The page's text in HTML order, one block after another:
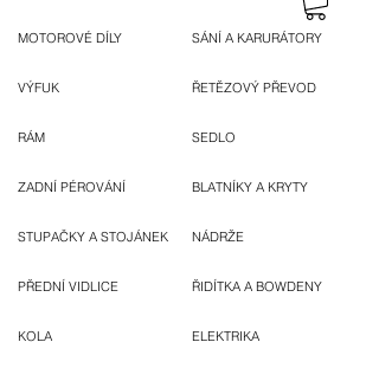
MOTOROVÉ DÍLY
VÝFUK
RÁM
ZADNÍ PÉROVÁNÍ
STUPAČKY A STOJÁNEK
PŘEDNÍ VIDLICE
KOLA
SÁNÍ A KARURÁTORY
ŘETĚZOVÝ PŘEVOD
SEDLO
BLATNÍKY A KRYTY
NÁDRŽE
ŘIDÍTKA A BOWDENY
ELEKTRIKA